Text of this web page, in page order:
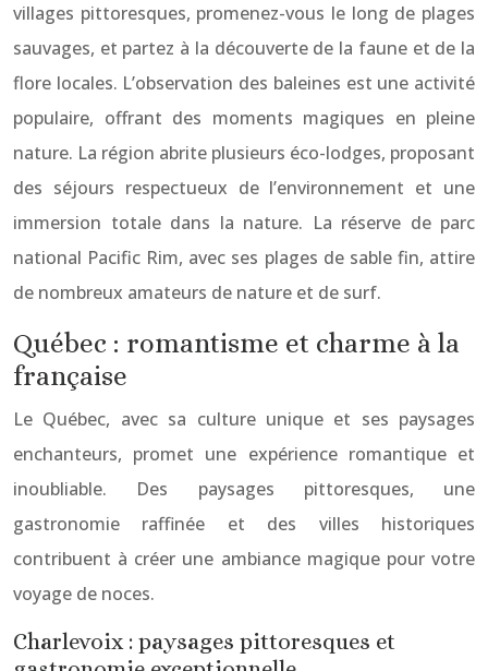
villages pittoresques, promenez-vous le long de plages
sauvages, et partez à la découverte de la faune et de la
flore locales. L’observation des baleines est une activité
populaire, offrant des moments magiques en pleine
nature. La région abrite plusieurs éco-lodges, proposant
des séjours respectueux de l’environnement et une
immersion totale dans la nature. La réserve de parc
national Pacific Rim, avec ses plages de sable fin, attire
de nombreux amateurs de nature et de surf.
Québec : romantisme et charme à la
française
Le Québec, avec sa culture unique et ses paysages
enchanteurs, promet une expérience romantique et
inoubliable. Des paysages pittoresques, une
gastronomie raffinée et des villes historiques
contribuent à créer une ambiance magique pour votre
voyage de noces.
Charlevoix : paysages pittoresques et